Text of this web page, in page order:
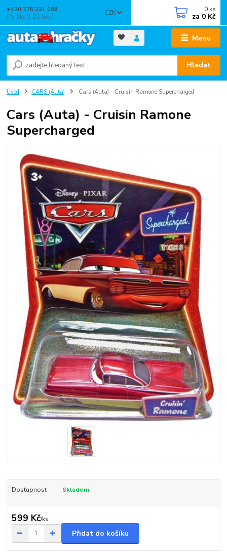
Menu
CZK
Hledat
+420 775 231 066
(Po-Ne, 9-21 hod.)
0 ks
za 0 Kč
Úvod CARS (Auta) Cars (Auta) - Cruisin Ramone Supercharged
Cars (Auta) - Cruisin Ramone
Supercharged
Dostupnost Skladem
599 Kč/ks
Přidat do košíku